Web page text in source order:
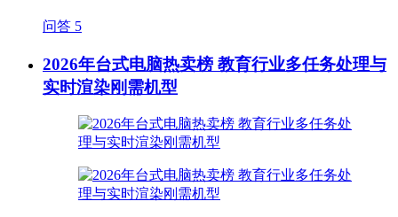
问答 5
2026年台式电脑热卖榜 教育行业多任务处理与
实时渲染刚需机型